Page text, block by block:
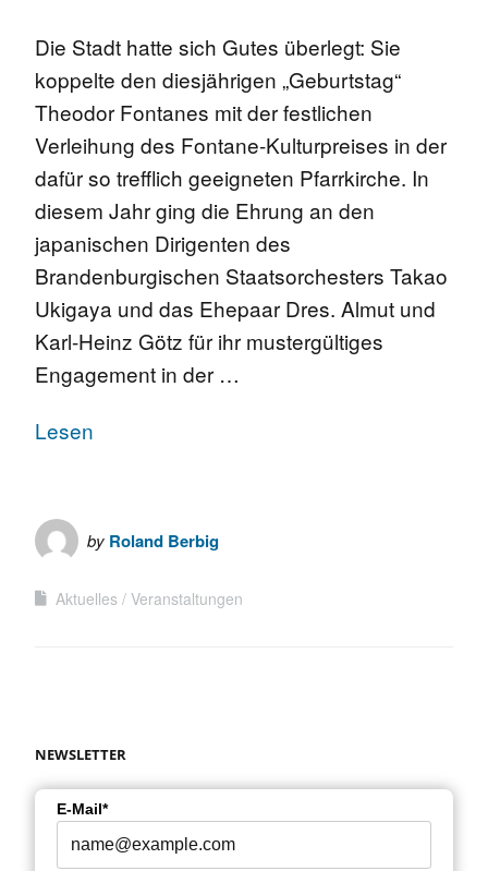
Die Stadt hatte sich Gutes überlegt: Sie
koppelte den diesjährigen „Geburtstag“
Theodor Fontanes mit der festlichen
Verleihung des Fontane-Kulturpreises in der
dafür so trefflich geeigneten Pfarrkirche. In
diesem Jahr ging die Ehrung an den
japanischen Dirigenten des
Brandenburgischen Staatsorchesters Takao
Ukigaya und das Ehepaar Dres. Almut und
Karl-Heinz Götz für ihr mustergültiges
Engagement in der …
Lesen
by Roland Berbig
Aktuelles Veranstaltungen
NEWSLETTER
E-Mail*